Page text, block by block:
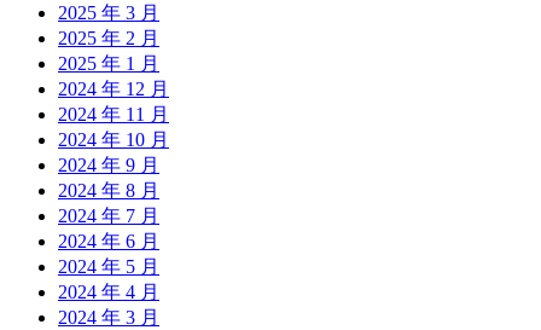
2025 年 3 月
2025 年 2 月
2025 年 1 月
2024 年 12 月
2024 年 11 月
2024 年 10 月
2024 年 9 月
2024 年 8 月
2024 年 7 月
2024 年 6 月
2024 年 5 月
2024 年 4 月
2024 年 3 月